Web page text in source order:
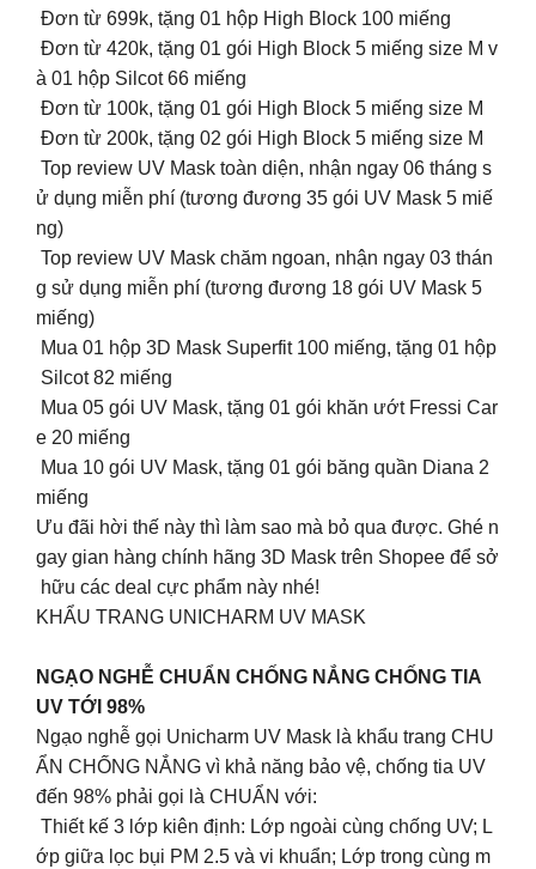
Đơn từ 699k, tặng 01 hộp High Block 100 miếng
Đơn từ 420k, tặng 01 gói High Block 5 miếng size M v
à 01 hộp Silcot 66 miếng
Đơn từ 100k, tặng 01 gói High Block 5 miếng size M
Đơn từ 200k, tặng 02 gói High Block 5 miếng size M
Top review UV Mask toàn diện, nhận ngay 06 tháng s
ử dụng miễn phí (tương đương 35 gói UV Mask 5 miế
ng)
Top review UV Mask chăm ngoan, nhận ngay 03 thán
g sử dụng miễn phí (tương đương 18 gói UV Mask 5
miếng)
Mua 01 hộp 3D Mask Superfit 100 miếng, tặng 01 hộp
Silcot 82 miếng
Mua 05 gói UV Mask, tặng 01 gói khăn ướt Fressi Car
e 20 miếng
Mua 10 gói UV Mask, tặng 01 gói băng quần Diana 2
miếng
Ưu đãi hời thế này thì làm sao mà bỏ qua được. Ghé n
gay gian hàng chính hãng 3D Mask trên Shopee để sở
hữu các deal cực phẩm này nhé!
KHẨU TRANG UNICHARM UV MASK
NGẠO NGHỄ CHUẨN CHỐNG NẮNG CHỐNG TIA
UV TỚI 98%
Ngạo nghễ gọi Unicharm UV Mask là khẩu trang CHU
ẨN CHỐNG NẮNG vì khả năng bảo vệ, chống tia UV
đến 98% phải gọi là CHUẨN với:
Thiết kế 3 lớp kiên định: Lớp ngoài cùng chống UV; L
ớp giữa lọc bụi PM 2.5 và vi khuẩn; Lớp trong cùng m